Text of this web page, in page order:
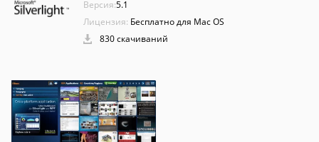
Версия:5.1
Лицензия: Бесплатно для Mac OS
830 скачиваний